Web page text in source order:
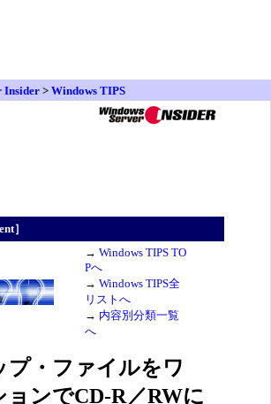
Insider > Windows TIPS
］
→ Windows TIPS TO
Pへ
→ Windows TIPS全
リストへ
→ 内容別分類一覧
へ
プ・ファイルをワ
ョンでCD-R／RWに